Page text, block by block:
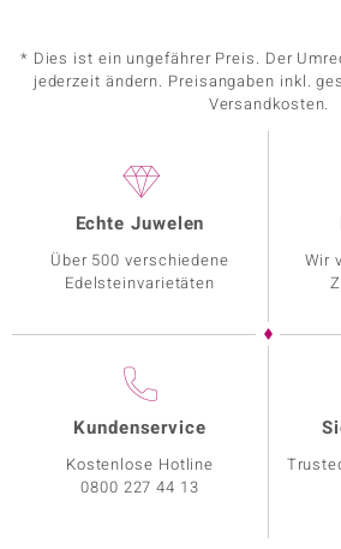
* Dies ist ein ungefährer Preis. Der
jederzeit ändern. Preisangaben inkl.
Versandkosten.
Echte Juwelen
Über 500 verschiedene
Edelsteinvarietäten
Wir
Kundenservice
Kostenlose Hotline
0800 227 44 13